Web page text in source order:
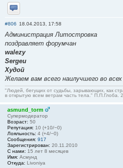
Отправить личное сообщение
#806 18.04.2013, 17:58
Администрация Литостровка
поздравляет форумчан
walezy
Sergeu
Худой
Желаем вам всего наилучшего во всех
"Людей, бегущих от судьбы, зарывающих, как
в открытую всем ветрам часть тела." П.П.Глоба.
asmund_torm
Супермодератор
Возраст: 50
Репутация: 10 (+10/−0)
Лояльность: 4 (+4/−0)
Сообщения: 917
Зарегистрирован: 20.11.2010
С нами: 15 лет 8 месяцев
Имя: Асмунд
Откуда: Livoniya